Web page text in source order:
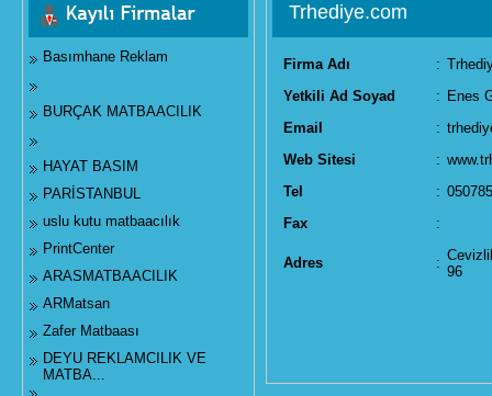
Basımhane Reklam
BURÇAK MATBAACILIK
HAYAT BASIM
PARİSTANBUL
uslu kutu matbaacılık
PrintCenter
ARASMATBAACILIK
ARMatsan
Zafer Matbaası
DEYU REKLAMCILIK VE
MATBA...
Trhediye.com
Firma Adı :
Yetkili Ad Soyad
: Enes
Email
:
Web Sitesi
:
Tel
:
Fax
:
Adres :
96